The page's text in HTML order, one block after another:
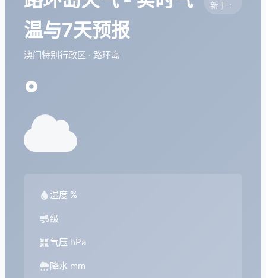
温与7天预报
澳门特别行政区 · 路环岛
新于 :
°
湿度 %
级
气压 hPa
降水 mm